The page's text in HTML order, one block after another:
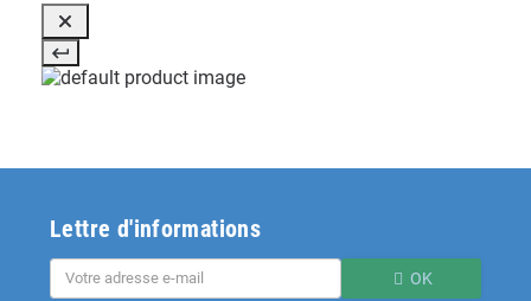
Lettre d'informations
OK